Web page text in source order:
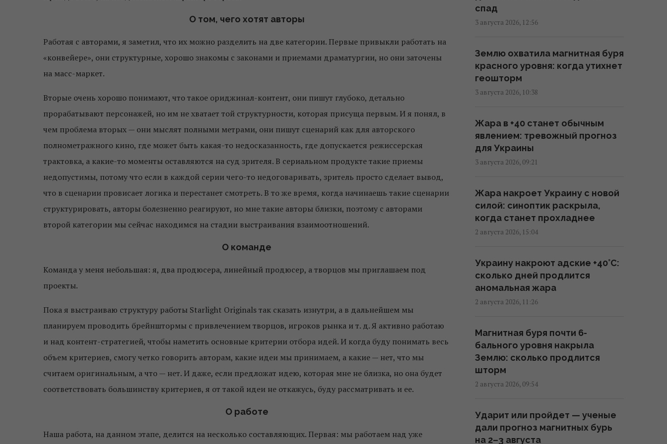
О том, чего хотят авторы
Работая с авторами, я заметил, что их можно разделить на две категории. Первые привыкли работать на
«конвейере», они структурные, хорошо знакомы с законами и приемами драматургии, но они заточены
на масс-маркет.
Вторые очень хорошо понимают, что такое ориджинал-контент, они пишут глубоко, детально
прорабатывают персонажей, но им не хватает той структурности, которая присуща первым. И я понял, в
чем проблема вторых — они мыслят полными метрами, они пишут сценарий как для авторского
полнометражного кино, где может быть какая-то недосказанность, где допускается режиссерская
трактовка, а какие-то моменты оставляются на суд зрителя. В сериальном продукте такие приемы
недопустимы, потому что если в каждой серии чего-то недоговаривать, зритель просто сделает вывод,
что в сценарии провисает логика и перестанет смотреть. В то же время, когда начинаешь такие сценарии
структурировать, авторы болезненно реагируют, но мне такие авторы близки, поэтому с авторами
второй категории мы сейчас находимся на стадии выстраивания взаимоотношений.
О команде
Команда у меня небольшая: я, два продюсера, линейный продюсер, а творцов мы приглашаем под
проекты.
Пока я выстраиваю структуру работы Starlight Originals так сказать изнутри, а в дальнейшем мы
планируем проводить брейнштормы с привлечением творцов, игроков рынка и т. д. Я активно работаю
и над контент-стратегией, чтобы наметить основные критерии отбора идей. И когда буду понимать весь
объем критериев, смогу четко говорить авторам, какие идеи мы принимаем, а какие — нет, что мы
считаем оригинальным, а что — нет. И даже, если предложат идею, которая мне не близка, но она будет
соответствовать большинству критериев, я от такой идеи не откажусь, буду рассматривать и ее.
О работе
Наша работа, на данном этапе, делится на несколько составляющих. Первая: мы работаем над уже
12:00 четверг, 06 августа 2026
вышло на новый уровень: РФ
помогает Ирану определять
цели для ударов
11:44 четверг, 06 августа 2026
Трамп заявил об "огромных
запасах" средств ПВО в США
11:43 четверг, 06 августа 2026
из-за угрозы России возросло
на 250%
10:47 четверг, 06 августа 2026
депутат парламента Британии
предложил создать новый
союз
09:29 четверг, 06 августа 2026
Трамп "наехал" на Хегсета из-
за острой нехватки ракет для
ПВО, – WP
08:58 четверг, 06 августа 2026
переломить ход войны, -
Politico
спад
3 августа 2026, 12:56
Землю охватила магнитная буря
красного уровня: когда утихнет
геошторм
3 августа 2026, 10:38
Жара в +40 станет обычным
явлением: тревожный прогноз
для Украины
3 августа 2026, 09:21
Жара накроет Украину с новой
силой: синоптик раскрыла,
когда станет прохладнее
2 августа 2026, 15:04
Украину накроют адские +40°C:
сколько дней продлится
аномальная жара
2 августа 2026, 11:26
Магнитная буря почти 6-
бального уровня накрыла
Землю: сколько продлится
шторм
2 августа 2026, 09:54
Ударит или пройдет — ученые
дали прогноз магнитных бурь
на 2–3 августа